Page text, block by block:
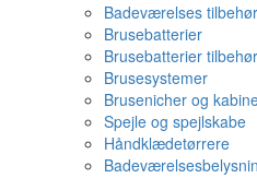
Badeværelses tilbehør
Brusebatterier
Brusebatterier tilbehør
Brusesystemer
Brusenicher og
Spejle og spejlskabe
Håndklædetørrere